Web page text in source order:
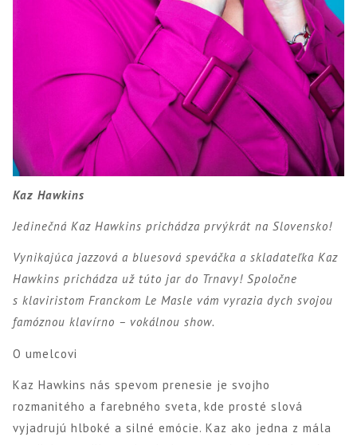
Kaz Hawkins
Jedinečná Kaz Hawkins prichádza prvýkrát na Slovensko!
Vynikajúca jazzová a bluesová speváčka a skladateľka Kaz
Hawkins prichádza už túto jar do Trnavy! Spoločne
s klaviristom Franckom Le Masle vám vyrazia dych svojou
famóznou klavírno – vokálnou show.
O umelcovi
Kaz Hawkins nás spevom prenesie je svojho
rozmanitého a farebného sveta, kde prosté slová
vyjadrujú hlboké a silné emócie. Kaz ako jedna z mála